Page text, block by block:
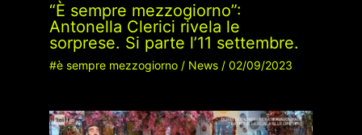
“È sempre mezzogiorno”:
Antonella Clerici rivela le
sorprese. Si parte l’11 settembre.
#è sempre mezzogiorno/ News/ 02/09/2023